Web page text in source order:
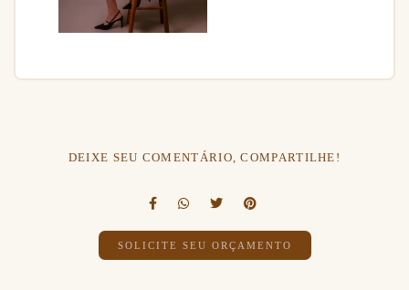
DEIXE SEU COMENTÁRIO, COMPARTILHE!
SOLICITE SEU ORÇAMENTO